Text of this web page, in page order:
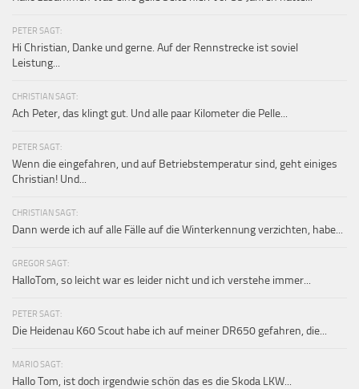
PETER SAGT:
Hi Christian, Danke und gerne. Auf der Rennstrecke ist soviel
Leistung...
CHRISTIAN SAGT:
Ach Peter, das klingt gut. Und alle paar Kilometer die Pelle...
PETER SAGT:
Wenn die eingefahren, und auf Betriebstemperatur sind, geht einiges
Christian! Und...
CHRISTIAN SAGT:
Dann werde ich auf alle Fälle auf die Winterkennung verzichten, habe...
GREGOR SAGT:
HalloTom, so leicht war es leider nicht und ich verstehe immer...
PETER SAGT:
Die Heidenau K60 Scout habe ich auf meiner DR650 gefahren, die...
MARIO SAGT:
Hallo Tom, ist doch irgendwie schön das es die Skoda LKW...